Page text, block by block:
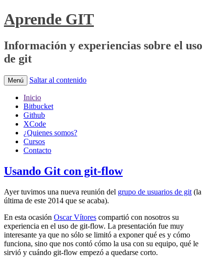
Aprende GIT
Información y experiencias sobre el uso
de git
Menú Saltar al contenido
Inicio
Bitbucket
Github
XCode
¿Quienes somos?
Cursos
Contacto
Usando Git con git-flow
Ayer tuvimos una nueva reunión del grupo de usuarios de git (la
última de este 2014 que se acaba).
En esta ocasión Oscar Vítores compartió con nosotros su
experiencia en el uso de git-flow. La presentación fue muy
interesante ya que no sólo se limitó a exponer qué es y cómo
funciona, sino que nos contó cómo la usa con su equipo, qué le
sirvió y cuándo git-flow empezó a quedarse corto.